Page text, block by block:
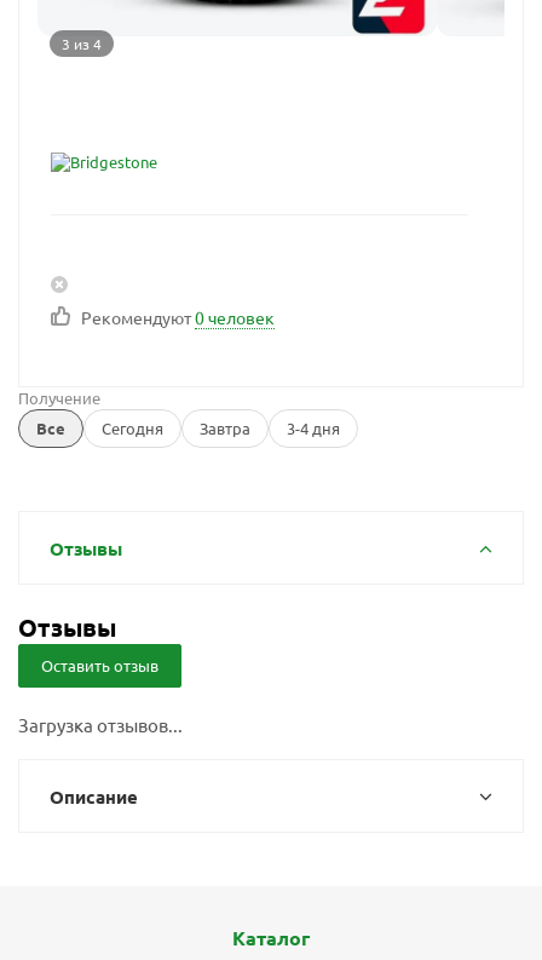
3 из 4
Рекомендуют0 человек
Получение
Все
Сегодня Завтра 3-4 дня
Отзывы
Отзывы
Оставить отзыв
Загрузка отзывов...
Описание
Каталог